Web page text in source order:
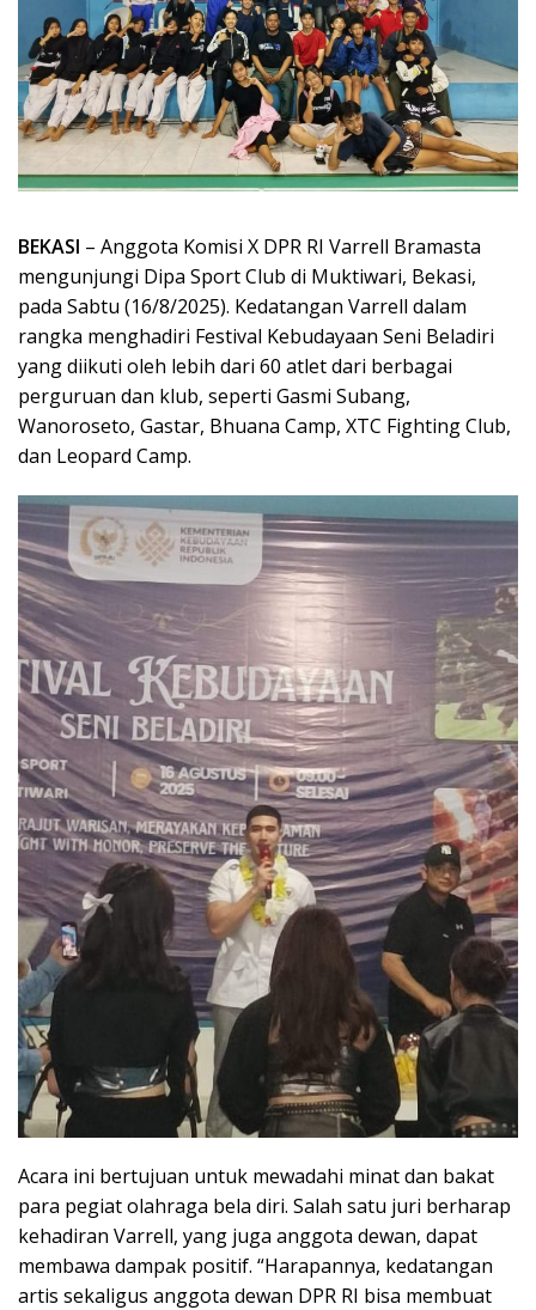
BEKASI – Anggota Komisi X DPR RI Varrell Bramasta
mengunjungi Dipa Sport Club di Muktiwari, Bekasi,
pada Sabtu (16/8/2025). Kedatangan Varrell dalam
rangka menghadiri Festival Kebudayaan Seni Beladiri
yang diikuti oleh lebih dari 60 atlet dari berbagai
perguruan dan klub, seperti Gasmi Subang,
Wanoroseto, Gastar, Bhuana Camp, XTC Fighting Club,
dan Leopard Camp.
Acara ini bertujuan untuk mewadahi minat dan bakat
para pegiat olahraga bela diri. Salah satu juri berharap
kehadiran Varrell, yang juga anggota dewan, dapat
membawa dampak positif. “Harapannya, kedatangan
artis sekaligus anggota dewan DPR RI bisa membuat